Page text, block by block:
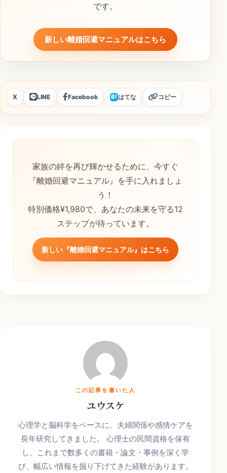
です。
新しい離婚回避マニュアルはこちら
X LINE Facebook B!はてな コピー
家族の絆を再び輝かせるために、今すぐ
『離婚回避マニュアル』を手に入れましょ
う！
特別価格¥1,980で、あなたの未来を守る12
ステップが待っています。
新しい『離婚回避マニュアル』はこちら
この記事を書いた人
ユウスケ
心理学と脳科学をベースに、夫婦関係や感情ケアを
長年研究してきました。 心理士の民間資格を保有
し、これまで数多くの書籍・論文・事例を深く学
び、幅広い情報を掘り下げてきた経験があります。